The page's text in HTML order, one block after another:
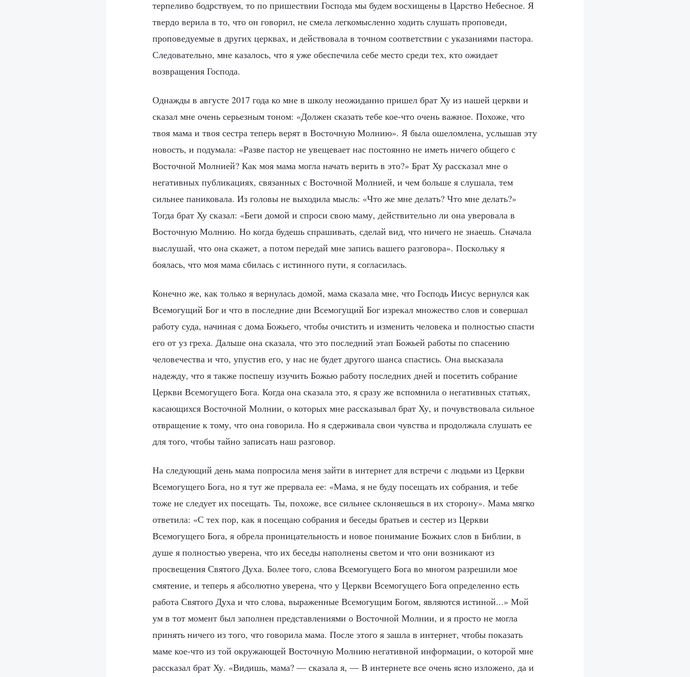
терпеливо бодрствуем, то по пришествии Господа мы будем восхищены в Царство Небесное. Я
твердо верила в то, что он говорил, не смела легкомысленно ходить слушать проповеди,
проповедуемые в других церквах, и действовала в точном соответствии с указаниями пастора.
Следовательно, мне казалось, что я уже обеспечила себе место среди тех, кто ожидает
возвращения Господа.
Однажды в августе 2017 года ко мне в школу неожиданно пришел брат Ху из нашей церкви и
сказал мне очень серьезным тоном: «Должен сказать тебе кое-что очень важное. Похоже, что
твоя мама и твоя сестра теперь верят в Восточную Молнию». Я была ошеломлена, услышав эту
новость, и подумала: «Разве пастор не увещевает нас постоянно не иметь ничего общего с
Восточной Молнией? Как моя мама могла начать верить в это?» Брат Ху рассказал мне о
негативных публикациях, связанных с Восточной Молнией, и чем больше я слушала, тем
сильнее паниковала. Из головы не выходила мысль: «Что же мне делать? Что мне делать?»
Тогда брат Ху сказал: «Беги домой и спроси свою маму, действительно ли она уверовала в
Восточную Молнию. Но когда будешь спрашивать, сделай вид, что ничего не знаешь. Сначала
выслушай, что она скажет, а потом передай мне запись вашего разговора». Поскольку я
боялась, что моя мама сбилась с истинного пути, я согласилась.
Конечно же, как только я вернулась домой, мама сказала мне, что Господь Иисус вернулся как
Всемогущий Бог и что в последние дни Всемогущий Бог изрекал множество слов и совершал
работу суда, начиная с дома Божьего, чтобы очистить и изменить человека и полностью спасти
его от уз греха. Дальше она сказала, что это последний этап Божьей работы по спасению
человечества и что, упустив его, у нас не будет другого шанса спастись. Она высказала
надежду, что я также поспешу изучить Божью работу последних дней и посетить собрание
Церкви Всемогущего Бога. Когда она сказала это, я сразу же вспомнила о негативных статьях,
касающихся Восточной Молнии, о которых мне рассказывал брат Ху, и почувствовала сильное
отвращение к тому, что она говорила. Но я сдерживала свои чувства и продолжала слушать ее
для того, чтобы тайно записать наш разговор.
На следующий день мама попросила меня зайти в интернет для встречи с людьми из Церкви
Всемогущего Бога, но я тут же прервала ее: «Мама, я не буду посещать их собрания, и тебе
тоже не следует их посещать. Ты, похоже, все сильнее склоняешься в их сторону». Мама мягко
ответила: «С тех пор, как я посещаю собрания и беседы братьев и сестер из Церкви
Всемогущего Бога, я обрела проницательность и новое понимание Божьих слов в Библии, в
душе я полностью уверена, что их беседы наполнены светом и что они возникают из
просвещения Святого Духа. Более того, слова Всемогущего Бога во многом разрешили мое
смятение, и теперь я абсолютно уверена, что у Церкви Всемогущего Бога определенно есть
работа Святого Духа и что слова, выраженные Всемогущим Богом, являются истиной...» Мой
ум в тот момент был заполнен представлениями о Восточной Молнии, и я просто не могла
принять ничего из того, что говорила мама. После этого я зашла в интернет, чтобы показать
маме кое-что из той окружающей Восточную Молнию негативной информации, о которой мне
рассказал брат Ху. «Видишь, мама? — сказала я, — В интернете все очень ясно изложено, да и